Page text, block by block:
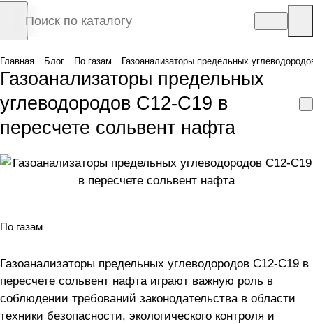
Главная Блог По газам Газоанализаторы предельных
Газоанализаторы предельных
углеводородов С12-С19 в
пересчете сольвент нафта
По газам
Газоанализаторы предельных углеводородов С12-С19 в
пересчете сольвент нафта играют важную роль в
соблюдении требований законодательства в области
техники безопасности, экологического контроля и